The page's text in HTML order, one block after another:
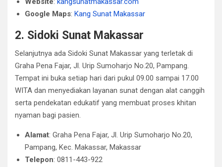
Google Maps: Kang Sunat Makassar
2. Sidoki Sunat Makassar
Selanjutnya ada Sidoki Sunat Makassar yang terletak di
Graha Pena Fajar, Jl. Urip Sumoharjo No.20, Pampang.
Tempat ini buka setiap hari dari pukul 09.00 sampai 17.00
WITA dan menyediakan layanan sunat dengan alat canggih
serta pendekatan edukatif yang membuat proses khitan
nyaman bagi pasien.
Alamat: Graha Pena Fajar, Jl. Urip Sumoharjo No.20,
Pampang, Kec. Makassar, Makassar
Telepon: 0811-443-922